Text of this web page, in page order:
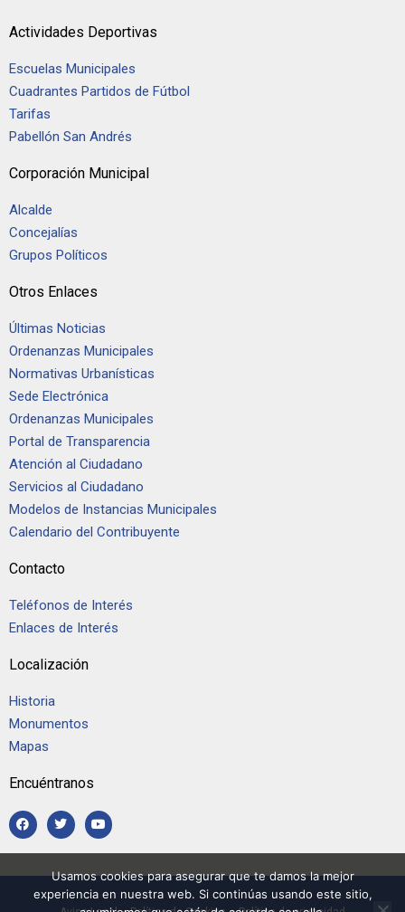
Actividades Deportivas
Escuelas Municipales
Cuadrantes Partidos de Fútbol
Tarifas
Pabellón San Andrés
Corporación Municipal
Alcalde
Concejalías
Grupos Políticos
Otros Enlaces
Últimas Noticias
Ordenanzas Municipales
Normativas Urbanísticas
Sede Electrónica
Ordenanzas Municipales
Portal de Transparencia
Atención al Ciudadano
Servicios al Ciudadano
Modelos de Instancias Municipales
Calendario del Contribuyente
Contacto
Teléfonos de Interés
Enlaces de Interés
Localización
Historia
Monumentos
Mapas
Encuéntranos
Usamos cookies para asegurar que te damos la mejor
experiencia en nuestra web. Si continúas usando este sitio,